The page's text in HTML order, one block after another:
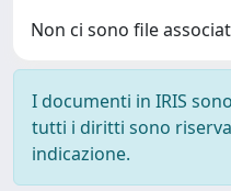
Non ci sono file
I documenti in IRIS
tutti i diritti sono
indicazione.